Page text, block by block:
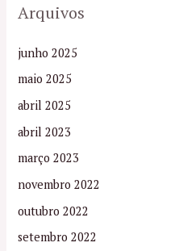
Arquivos
junho 2025
maio 2025
abril 2025
abril 2023
março 2023
novembro 2022
outubro 2022
setembro 2022